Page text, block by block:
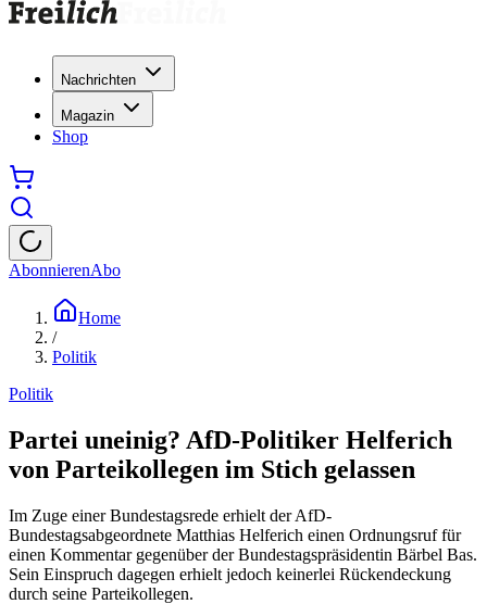
Nachrichten
Magazin
Shop
AbonnierenAbo
Home
/
Politik
Politik
Partei uneinig? AfD-Politiker Helferich
von Parteikollegen im Stich gelassen
Im Zuge einer Bundestagsrede erhielt der AfD-
Bundestagsabgeordnete Matthias Helferich einen Ordnungsruf für
einen Kommentar gegenüber der Bundestagspräsidentin Bärbel Bas.
Sein Einspruch dagegen erhielt jedoch keinerlei Rückendeckung
durch seine Parteikollegen.